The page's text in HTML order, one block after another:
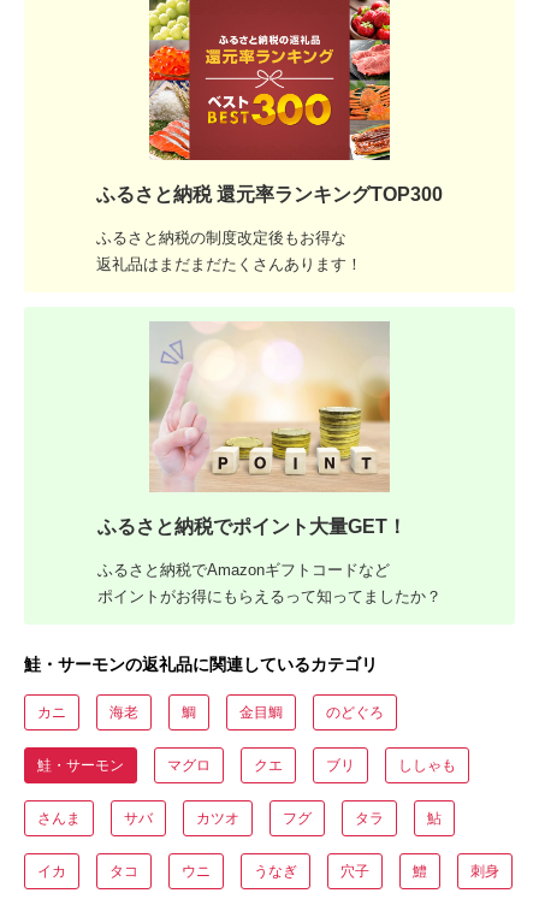
ふるさと納税 還元率ランキングTOP300
ふるさと納税の制度改定後もお得な
返礼品はまだまだたくさんあります！
ふるさと納税でポイント大量GET！
ふるさと納税でAmazonギフトコードなど
ポイントがお得にもらえるって知ってましたか？
鮭・サーモンの返礼品に関連しているカテゴリ
カニ 海老 鯛 金目鯛 のどぐろ
鮭・サーモン マグロ クエ ブリ ししゃも
さんま サバ カツオ フグ タラ 鮎
イカ タコ ウニ うなぎ 穴子 鱧 刺身